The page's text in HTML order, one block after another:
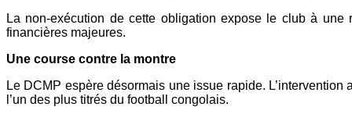
La non‑exécution de cette obligation expose le club à
financières majeures.
Une course contre la montre
Le DCMP espère désormais une issue rapide.
l’un des plus titrés du football congolais.